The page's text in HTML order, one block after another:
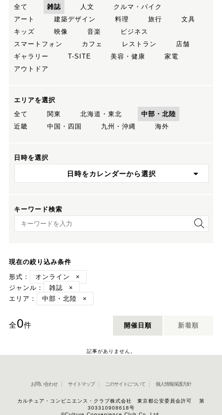
全て
雑誌 人文
クルマ・バイク
アート
建築デザイン 料理 旅行
文具
キッズ
映像 音楽
ビジネス
スマートフォン
カフェ レストラン
店舗
ギャラリー
T-SITE 美容・健康
家電
アウトドア
エリアを選択
全て
関東 北海道・東北
中部・北陸
近畿
中国・四国 九州・沖縄 海外
日時を選択
日時をカレンダーから選択
キーワード検索
キーワード検索
現在の絞り込み条件
形式：
オンライン
×
ジャンル：
雑誌
×
エリア：
中部・北陸 ×
全0件 開催日順 新着順
記事がありません。
お問い合わせ サイトマップ このサイトについて 個人情報保護方針
カルチュア・コンビニエンス・クラブ株式会社 東京都公安委員会許可 第
303310908618号